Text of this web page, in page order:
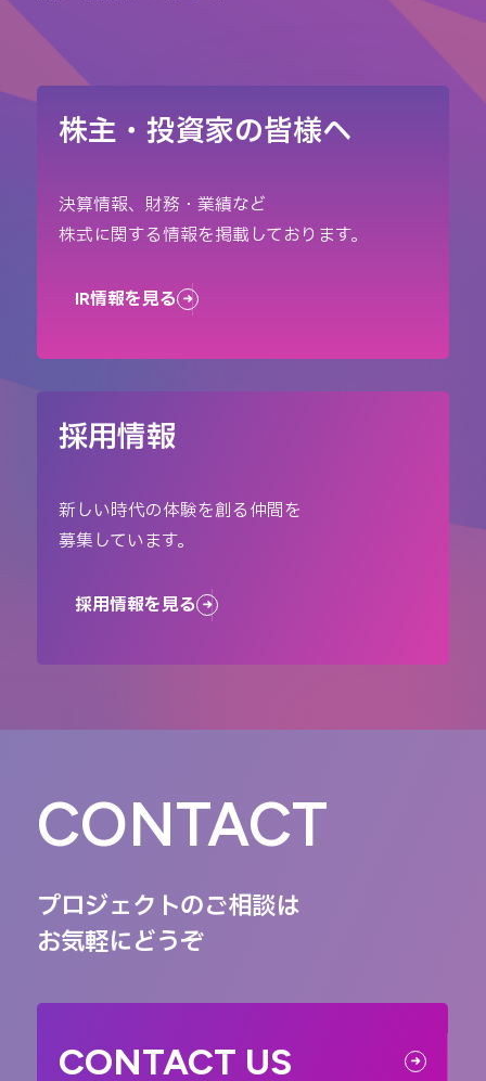
株主・投資家の皆様へ
決算情報、財務・業績など
株式に関する情報を掲載しております。
IR情報を見る
採用情報
新しい時代の体験を創る仲間を
募集しています。
採用情報を見る
CONTACT
プロジェクトのご相談は
お気軽にどうぞ
CONTACT US